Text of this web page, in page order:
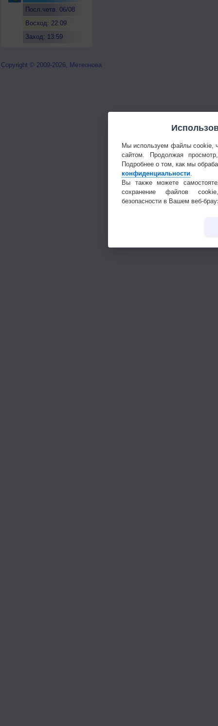
Посл.четв. 06/08
Восход: 22:09
Заход: 13:59
Copyright © 2009-2026, Метеонова
Мы используем файлы cookie,
сайтом. Продолжая
Подробнее о том, как мы
конфиденциальности
Вы также можете
сохранение файлов
безопасности в Вашем веб-